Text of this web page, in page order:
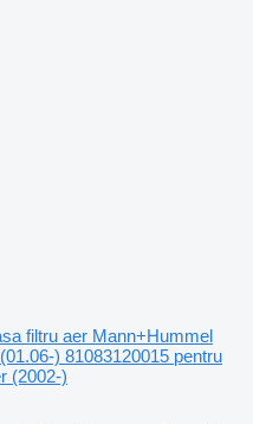
filtru aer Mann+Hummel
) 81083120015 pentru
(2002-)